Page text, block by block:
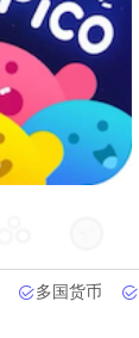
多国货币